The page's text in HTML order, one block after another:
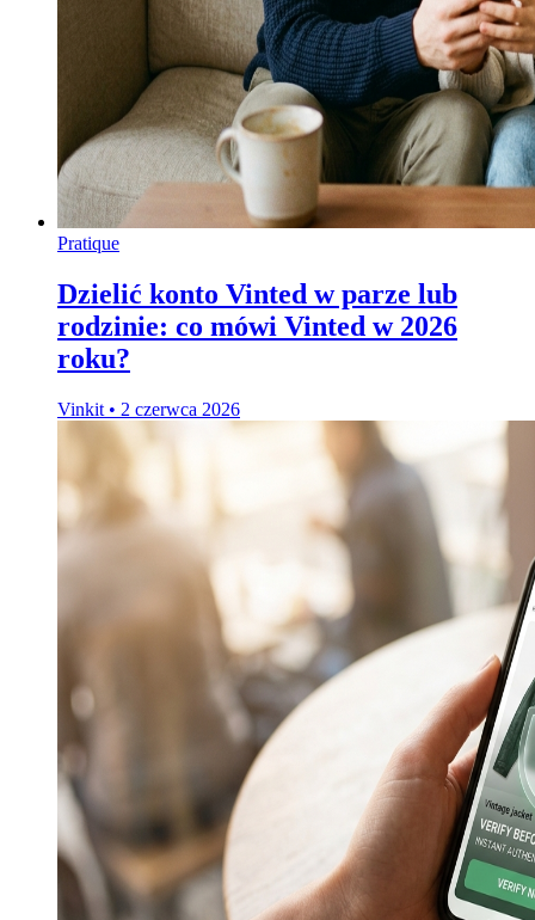
Pratique
Dzielić konto Vinted w parze lub
rodzinie: co mówi Vinted w 2026
roku?
Vinkit • 2 czerwca 2026